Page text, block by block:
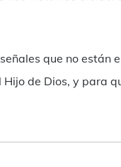
que no están
de Dios, y para